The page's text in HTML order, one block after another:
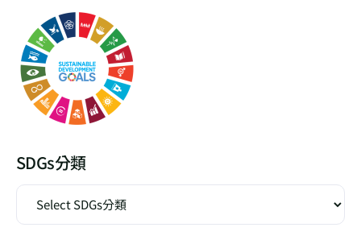
SDGs分類